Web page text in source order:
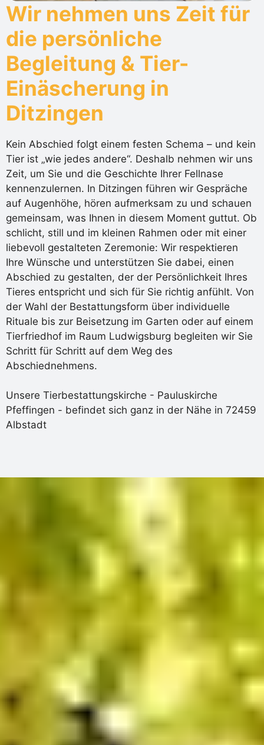
Wir nehmen uns Zeit für
die persönliche
Begleitung & Tier-
Einäscherung in
Ditzingen
Kein Abschied folgt einem festen Schema – und kein
Tier ist „wie jedes andere“. Deshalb nehmen wir uns
Zeit, um Sie und die Geschichte Ihrer Fellnase
kennenzulernen. In Ditzingen führen wir Gespräche
auf Augenhöhe, hören aufmerksam zu und schauen
gemeinsam, was Ihnen in diesem Moment guttut. Ob
schlicht, still und im kleinen Rahmen oder mit einer
liebevoll gestalteten Zeremonie: Wir respektieren
Ihre Wünsche und unterstützen Sie dabei, einen
Abschied zu gestalten, der der Persönlichkeit Ihres
Tieres entspricht und sich für Sie richtig anfühlt. Von
der Wahl der Bestattungsform über individuelle
Rituale bis zur Beisetzung im Garten oder auf einem
Tierfriedhof im Raum Ludwigsburg begleiten wir Sie
Schritt für Schritt auf dem Weg des
Abschiednehmens.
Unsere Tierbestattungskirche - Pauluskirche
Pfeffingen - befindet sich ganz in der Nähe in 72459
Albstadt